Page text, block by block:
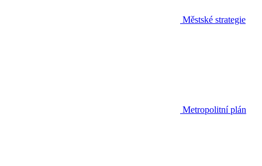
Městské strategie
Metropolitní plán